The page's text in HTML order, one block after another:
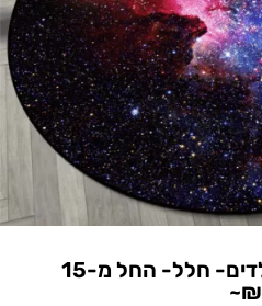
שטיח עגול לחדר ילדים- חלל- החל מ-15
₪~